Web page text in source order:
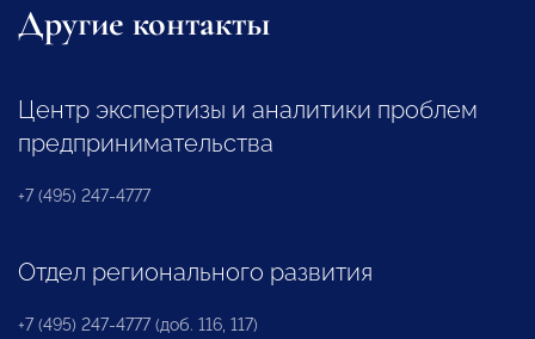
Другие контакты
Центр экспертизы и аналитики проблем
предпринимательства
+7 (495) 247-4777
Отдел регионального развития
+7 (495) 247-4777 (доб. 116, 117)